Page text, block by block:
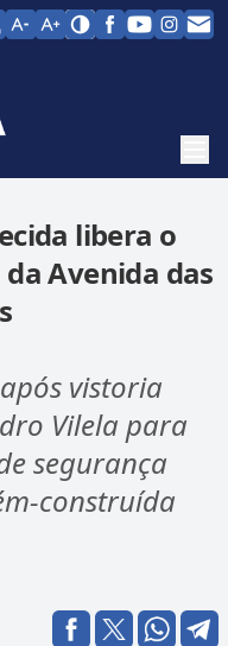
libera o
Avenida das
vistoria
Vilela para
segurança
construída